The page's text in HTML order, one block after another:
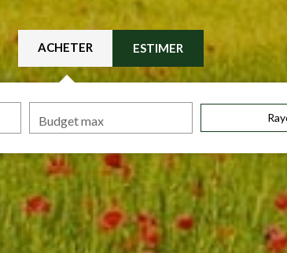
ACHETER ESTIMER
Budget max